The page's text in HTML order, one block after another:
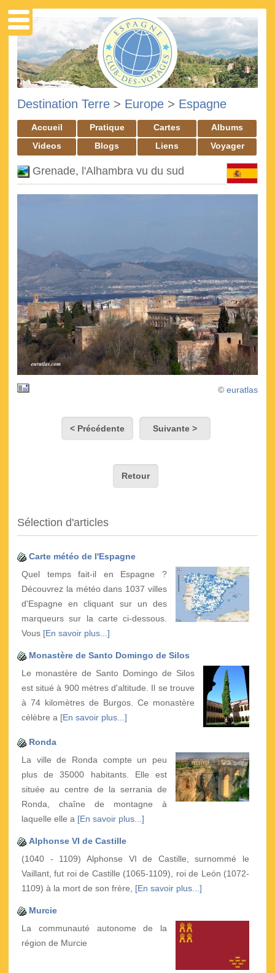
Destination Terre > Europe > Espagne
Accueil Pratique Cartes
Albums
Videos
Blogs Liens Voyager
Grenade, l'Alhambra vu du sud
© euratlas
< Précédente Suivante >
Retour
Sélection d'articles
Carte météo de l'Espagne
Quel temps fait-il en Espagne ?
Découvrez la météo dans 1037 villes
d'Espagne en cliquant sur un des
marqueurs sur la carte ci-dessous.
Vous [En savoir plus...]
Monastère de Santo Domingo de Silos
Le monastère de Santo Domingo de Silos
est situé à 900 mètres d'altitude. Il se trouve
à 74 kilomètres de Burgos. Ce monastère
célèbre a [En savoir plus...]
Ronda
La ville de Ronda compte un peu
plus de 35000 habitants. Elle est
située au centre de la serrania de
Ronda, chaîne de montagne à
laquelle elle a [En savoir plus...]
Alphonse VI de Castille
(1040 - 1109) Alphonse VI de Castille, surnommé le
Vaillant, fut roi de Castille (1065-1109), roi de León (1072-
1109) à la mort de son frère, [En savoir plus...]
Murcie
La communauté autonome de la
région de Murcie